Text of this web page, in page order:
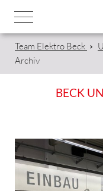
Team Elektro Beck
Archiv
BECK